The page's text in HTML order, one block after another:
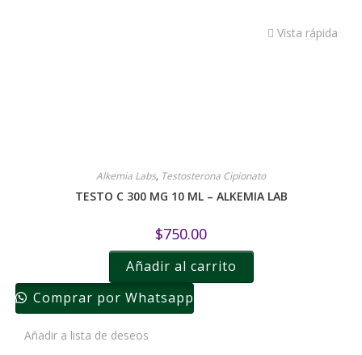
Vista rápida
Alkemia Labs, Testosterona Cipionato
TESTO C 300 MG 10 ML – ALKEMIA LAB
$750.00
Añadir al carrito
Comprar por Whatsapp
Añadir a lista de deseos